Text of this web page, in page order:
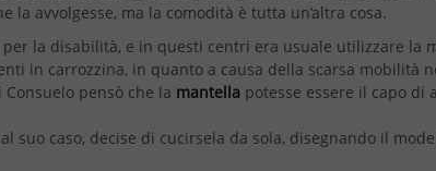
la avvolgesse, ma la comodità è tutta un’altra cosa.
la disabilità, e in questi centri era usuale utilizzare la
in carrozzina, in quanto a causa della scarsa mobilità
pensò che la mantella potesse essere il capo di
suo caso, decise di cucirsela da sola, disegnando il